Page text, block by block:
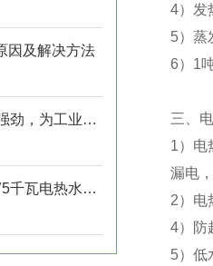
因及解决方法
75千瓦电热水炉：功率强劲，为工业生产提供稳定热水源！
一键启动，快速加热！75千瓦电热水炉打造高效热水解决方案！
4）发
5）蒸
6）1
三、
1）电
漏电
2）电
4）防
5）低